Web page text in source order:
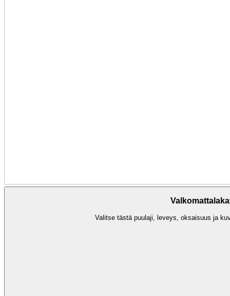
Valitse tästä puulaji, leveys, oksaisuus ja